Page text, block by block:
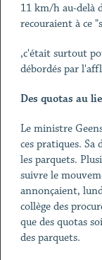
11 km/h au-delà
recouraient à ce
,c'était surtout
débordés par
Des quotas au
Le ministre
ces pratiques. Sa
les parquets.
suivre le
annonçaient,
collège des
que des quotas
des parquets.